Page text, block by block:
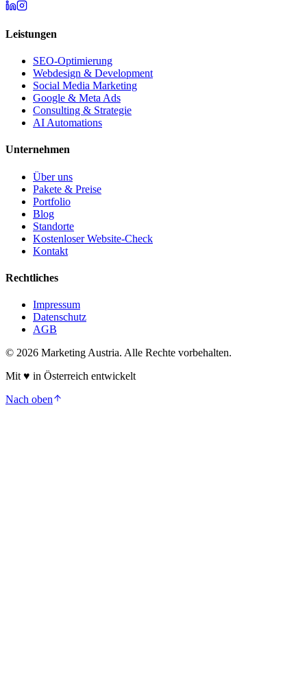
Leistungen
SEO-Optimierung
Webdesign & Development
Social Media Marketing
Google & Meta Ads
Consulting & Strategie
AI Automations
Unternehmen
Über uns
Pakete & Preise
Portfolio
Blog
Standorte
Kostenloser Website-Check
Kontakt
Rechtliches
Impressum
Datenschutz
AGB
© 2026 Marketing Austria. Alle Rechte vorbehalten.
Mit ♥ in Österreich entwickelt
Nach oben